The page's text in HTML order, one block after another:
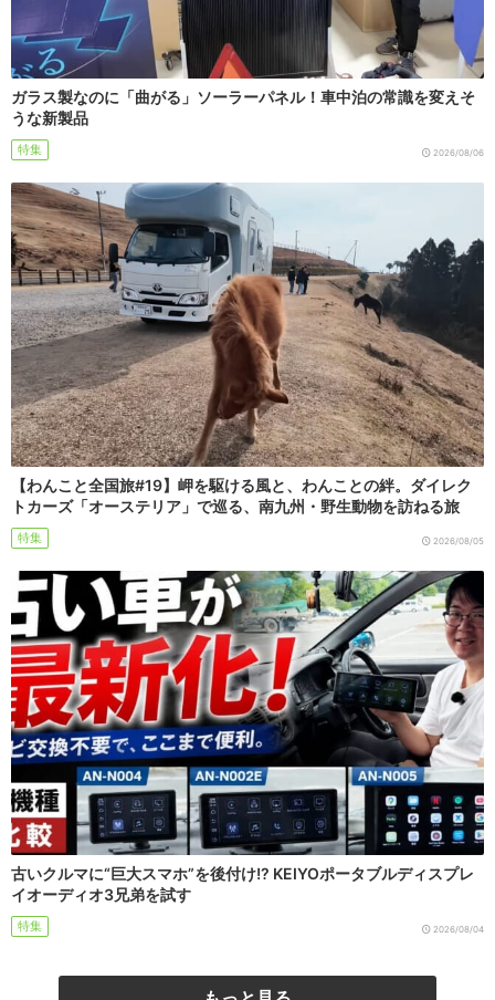
ガラス製なのに「曲がる」ソーラーパネル！車中泊の常識を変えそ
うな新製品
特集 2026/08/06
【わんこと全国旅#19】岬を駆ける風と、わんことの絆。ダイレク
トカーズ「オーステリア」で巡る、南九州・野生動物を訪ねる旅
特集 2026/08/05
古いクルマに“巨大スマホ”を後付け!? KEIYOポータブルディスプレ
イオーディオ3兄弟を試す
特集 2026/08/04